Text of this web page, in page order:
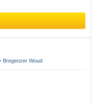
Bregenzer Woud